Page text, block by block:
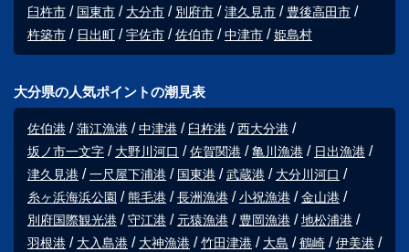
臼杵市 国東市 大分市 別府市 津久見市
豊後高田市
杵築市
日出町 宇佐市 佐伯市 中津市 姫島村
大分県の人気ポイントの潮見表
佐伯港 蒲江漁港 中津港 臼杵港
西大分港
坂ノ市一文字
大野川河口 佐賀関港 亀川漁港
日出漁港
津久見港
一尺屋下浦港 国東港 武蔵港
大分川河口
糸ヶ浜海浜公園
熊毛港 長洲漁港 小祝漁港
金山港
別府国際観光港
守江港 元猿漁港 豊岡漁港
地松浦港
羽根港
大入島港 大神漁港 竹田津港 大島 鶴崎
伊美港